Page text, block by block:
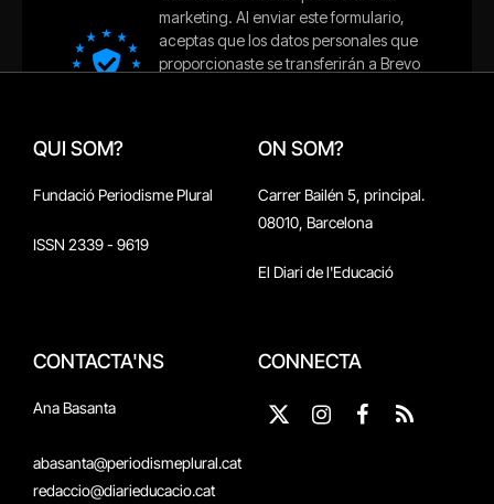
QUI SOM?
Fundació Periodisme Plural
ISSN 2339 - 9619
ON SOM?
Carrer Bailén 5, principal.
08010, Barcelona
El Diari de l'Educació
CONTACTA'NS
Ana Basanta
abasanta@periodismeplural.cat
redaccio@diarieducacio.cat
CONNECTA
X
Instagram
Facebook
RSS